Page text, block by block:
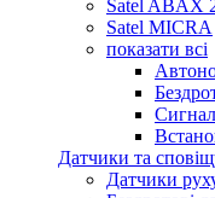
Satel ABAX
Satel MICRA
показати всі
Датчики та
Датчики